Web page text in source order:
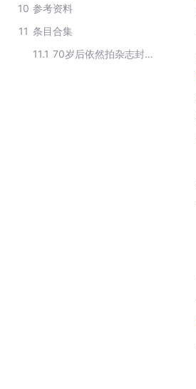
10 参考资料
11 条目合集
11.1
70岁后依然拍杂志封面的女模特